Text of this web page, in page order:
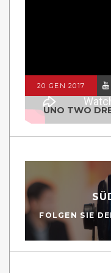
20 GEN 2017
FOLGEN SIE